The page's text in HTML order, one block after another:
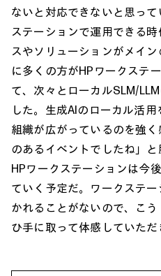
ないと対応できないと思っ
ステーションで運用できる
スやソリューションがメイ
に多くの方がHPワークステ
て、次々とローカルSLM/
した。生成AIのローカル活
組織が広がっているのを強
のあるイベントでしたね」と
HPワークステーションは今
ていく予定だ。ワークステ
かれることがないので、こ
ひ手に取って体感していただ